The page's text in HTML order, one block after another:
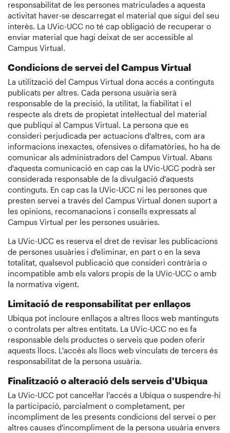
responsabilitat de les persones matriculades a aquesta
activitat haver-se descarregat el material que sigui del seu
interès. La UVic-UCC no té cap obligació de recuperar o
enviar material que hagi deixat de ser accessible al
Campus Virtual.
Condicions de servei del Campus Virtual
La utilització del Campus Virtual dona accés a continguts
publicats per altres. Cada persona usuària serà
responsable de la precisió, la utilitat, la fiabilitat i el
respecte als drets de propietat intel·lectual del material
que publiqui al Campus Virtual. La persona que es
consideri perjudicada per actuacions d'altres, com ara
informacions inexactes, ofensives o difamatòries, ho ha de
comunicar als administradors del Campus Virtual. Abans
d'aquesta comunicació en cap cas la UVic-UCC podrà ser
considerada responsable de la divulgació d'aquests
continguts. En cap cas la UVic-UCC ni les persones que
presten servei a través del Campus Virtual donen suport a
les opinions, recomanacions i consells expressats al
Campus Virtual per les persones usuàries.
La UVic-UCC es reserva el dret de revisar les publicacions
de persones usuàries i d'eliminar, en part o en la seva
totalitat, qualsevol publicació que consideri contrària o
incompatible amb els valors propis de la UVic-UCC o amb
la normativa vigent.
Limitació de responsabilitat per enllaços
Ubiqua pot incloure enllaços a altres llocs web mantinguts
o controlats per altres entitats. La UVic-UCC no es fa
responsable dels productes o serveis que poden oferir
aquests llocs. L'accés als llocs web vinculats de tercers és
responsabilitat de la persona usuària.
Finalització o alteració dels serveis d'Ubiqua
La UVic-UCC pot cancel·lar l'accés a Ubiqua o suspendre-hi
la participació, parcialment o completament, per
incompliment de les presents condicions del servei o per
altres causes d'incompliment de la persona usuària envers